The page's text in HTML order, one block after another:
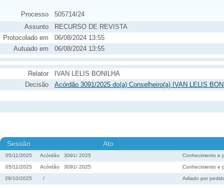
Processo
505714/24
Assunto
RECURSO DE REVISTA
Protocolado em
06/08/2024 13:55
Autuado em
06/08/2024 13:55
Relator
IVAN LELIS BONILHA
Decisão
Acórdão 3091/2025 do(a) Conselheiro(a) IVAN LELIS
Sessão Ato
05/11/2025 Acórdão 3091/ 2025 Conhecimento e
05/11/2025 Acórdão 3091/ 2025 Conhecimento e
29/10/2025 / Adiado por